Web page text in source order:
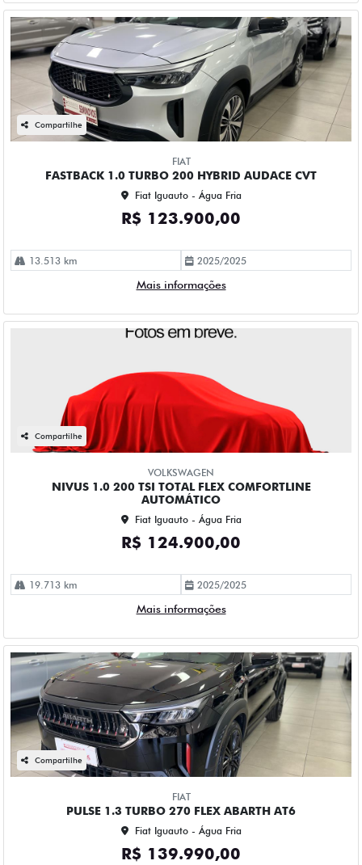
Compartilhe
FIAT
FASTBACK 1.0 TURBO 200 HYBRID AUDACE CVT
Fiat Iguauto - Água Fria
R$ 123.900,00
13.513 km 2025/2025
Mais informações
Compartilhe
VOLKSWAGEN
NIVUS 1.0 200 TSI TOTAL FLEX COMFORTLINE
AUTOMÁTICO
Fiat Iguauto - Água Fria
R$ 124.900,00
19.713 km 2025/2025
Mais informações
Compartilhe
FIAT
PULSE 1.3 TURBO 270 FLEX ABARTH AT6
Fiat Iguauto - Água Fria
R$ 139.990,00